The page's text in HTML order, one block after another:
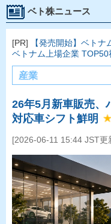
ベト株ニュース
[PR]
【発売開始】ベト
ベトナム上場企業 TOP50
産業
26年5月新車販売
対応車シフト鮮明
[2026-06-11 15:44 JST更